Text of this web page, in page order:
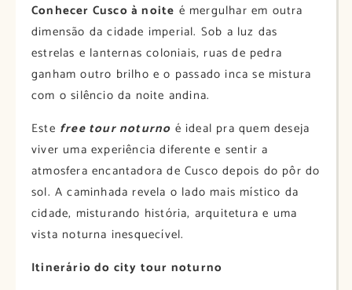
Conhecer Cusco à noite é mergulhar em outra
dimensão da cidade imperial. Sob a luz das
estrelas e lanternas coloniais, ruas de pedra
ganham outro brilho e o passado inca se mistura
com o silêncio da noite andina.
Este free tour noturno é ideal pra quem deseja
viver uma experiência diferente e sentir a
atmosfera encantadora de Cusco depois do pôr do
sol. A caminhada revela o lado mais místico da
cidade, misturando história, arquitetura e uma
vista noturna inesquecível.
Itinerário do city tour noturno